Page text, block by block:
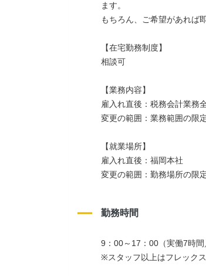
ます。
もちろん、ご希望があれば
【在宅勤務制度】
相談可
【業務内容】
雇入れ直後：税務会計業務
変更の範囲：業務範囲の限
【就業場所】
雇入れ直後：福岡本社
変更の範囲：勤務場所の限
勤務時間
9：00～17：00（実働7時間
※スタッフ以上はフレック